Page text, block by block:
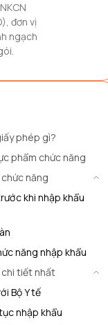
đơn vị
ngạch
phép gì?
phẩm chức năng
năng
khi nhập khẩu
năng nhập khẩu
chi tiết nhất
Bộ Y tế
nhập khẩu